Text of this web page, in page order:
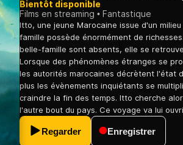
Bientôt disponible
Films en streaming
Fantastique
Itto, une jeune Marocaine issue d'un
famille possède énormément de
belle-famille sont absents, elle se
Lorsque des phénomènes étranges se
les autorités marocaines décrètent l'état
plus les évènements inquiétants se
craindre la fin des temps. Itto cherche
l'autre bout du pays. Ce voyage va lui
Regarder Enregistrer